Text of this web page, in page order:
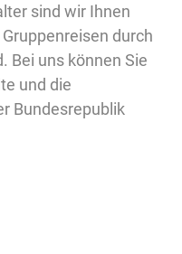
sind wir Ihnen
durch
Bei uns können Sie
und die
Bundesrepublik